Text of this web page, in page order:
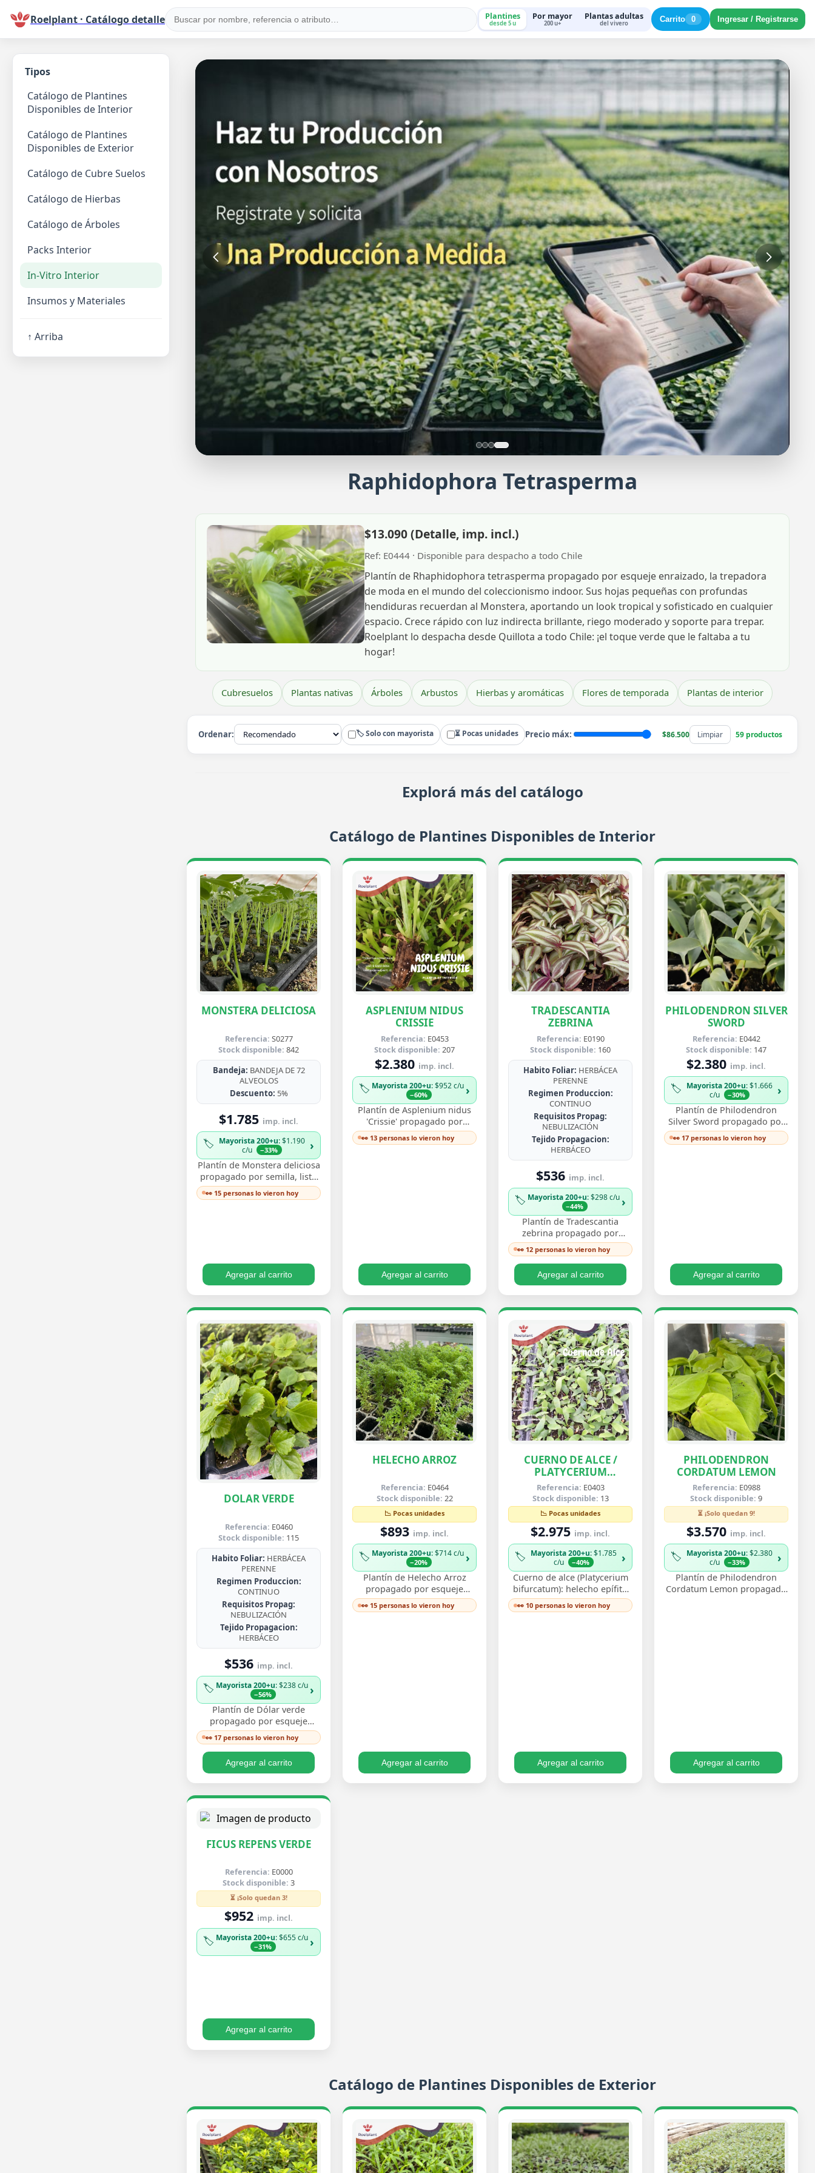
Roelplant · Catálogo detalle Plantines
desde 5 u
Por mayor
200 u+
Plantas adultas
del vivero Carrito 0 Ingresar / Registrarse
Plantines al por mayor
Sobre 200 unidades
Raphidophora Tetrasperma
$13.090 (Detalle, imp. incl.)
Ref: E0444 · Disponible para despacho a todo Chile
Plantín de Rhaphidophora tetrasperma propagado por esqueje enraizado, la trepadora
de moda en el mundo del coleccionismo indoor. Sus hojas pequeñas con profundas
hendiduras recuerdan al Monstera, aportando un look tropical y sofisticado en cualquier
espacio. Crece rápido con luz indirecta brillante, riego moderado y soporte para trepar.
Roelplant lo despacha desde Quillota a todo Chile: ¡el toque verde que le faltaba a tu
hogar!
Cubresuelos Plantas nativas Árboles Arbustos Hierbas y aromáticas Flores de temporada Plantas de interior
Ordenar: 🏷️ Solo con mayorista ⏳ Pocas unidades Precio máx: $86.500 Limpiar 59 productos
Tipos
Catálogo de Plantines
Disponibles de Interior
Catálogo de Plantines
Disponibles de Exterior
Catálogo de Cubre Suelos
Catálogo de Hierbas
Catálogo de Árboles
Packs Interior
In-Vitro Interior
Insumos y Materiales
↑ Arriba
Explorá más del catálogo
Catálogo de Plantines Disponibles de Interior
MONSTERA DELICIOSA
Referencia: S0277
Stock disponible: 842
Bandeja: BANDEJA DE 72
ALVEOLOS
Descuento: 5%
$1.785 imp. incl.
🏷️ Mayorista 200+u: $1.190
c/u
−33% ›
Plantín de Monstera deliciosa
propagado por semilla, listo
para trasplantar y ver crecer
sus icónicas hojas perforadas
👀 15 personas lo vieron hoy
Agregar al carrito
ASPLENIUM NIDUS
CRISSIE
Referencia: E0453
Stock disponible: 207
$2.380 imp. incl.
🏷️ Mayorista 200+u: $952 c/u
−60% ›
Plantín de Asplenium nidus
'Crissie' propagado por
esqueje enraizado, con
frondas de bordes ondulados
👀 13 personas lo vieron hoy
Agregar al carrito
TRADESCANTIA
ZEBRINA
Referencia: E0190
Stock disponible: 160
Habito Foliar: HERBÁCEA
PERENNE
Regimen Produccion:
CONTINUO
Requisitos Propag:
NEBULIZACIÓN
Tejido Propagacion:
HERBÁCEO
$536 imp. incl.
🏷️ Mayorista 200+u: $298 c/u
−44% ›
Plantín de Tradescantia
zebrina propagado por
esqueje enraizado, con ese
llamativo follaje bicolor de
tonos morado y pl…
👀 12 personas lo vieron hoy
Agregar al carrito
PHILODENDRON SILVER
SWORD
Referencia: E0442
Stock disponible: 147
$2.380 imp. incl.
🏷️ Mayorista 200+u: $1.666
c/u
−30% ›
Plantín de Philodendron
Silver Sword propagado por
esqueje ya enraizado, con
hojas lanceoladas de un
👀 17 personas lo vieron hoy
Agregar al carrito
DOLAR VERDE
Referencia: E0460
Stock disponible: 115
Habito Foliar: HERBÁCEA
PERENNE
Regimen Produccion:
CONTINUO
Requisitos Propag:
NEBULIZACIÓN
Tejido Propagacion:
HERBÁCEO
$536 imp. incl.
🏷️ Mayorista 200+u: $238 c/u
−56% ›
Plantín de Dólar verde
propagado por esqueje
enraizado, con hojas
redondeadas de un verde
brillante y crecimiento trepa…
👀 17 personas lo vieron hoy
Agregar al carrito
HELECHO ARROZ
Referencia: E0464
Stock disponible: 22
📉 Pocas unidades
$893 imp. incl.
🏷️ Mayorista 200+u: $714 c/u
−20% ›
Plantín de Helecho Arroz
propagado por esqueje
enraizado, con delicadas
frondas finamente divididas
👀 15 personas lo vieron hoy
Agregar al carrito
CUERNO DE ALCE /
PLATYCERIUM
BIFURCATUM
Referencia: E0403
Stock disponible: 13
📉 Pocas unidades
$2.975 imp. incl.
🏷️ Mayorista 200+u: $1.785
c/u
−40% ›
Cuerno de alce (Platycerium
bifurcatum): helecho epífito
de frondas que recuerdan
astas de ciervo, muy
👀 10 personas lo vieron hoy
Agregar al carrito
PHILODENDRON
CORDATUM LEMON
Referencia: E0988
Stock disponible: 9
⏳ ¡Solo quedan 9!
$3.570 imp. incl.
🏷️ Mayorista 200+u: $2.380
c/u
−33% ›
Plantín de Philodendron
Cordatum Lemon propagado
Agregar al carrito
FICUS REPENS VERDE
Referencia: E0000
Stock disponible: 3
⏳ ¡Solo quedan 3!
$952 imp. incl.
🏷️ Mayorista 200+u: $655 c/u
−31% ›
Agregar al carrito
Catálogo de Plantines Disponibles de Exterior